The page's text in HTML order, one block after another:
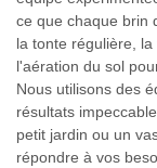
ce que chaque brin
la tonte régulière,
l'aération du sol
Nous utilisons des
résultats
petit jardin ou un
répondre à vos